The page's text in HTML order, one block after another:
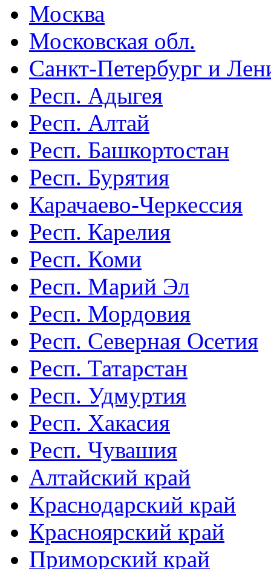
Москва
Московская обл.
Санкт-Петербург и
Респ. Адыгея
Респ. Алтай
Респ. Башкортостан
Респ. Бурятия
Карачаево-Черкессия
Респ. Карелия
Респ. Коми
Респ. Марий Эл
Респ. Мордовия
Респ. Северная Осетия
Респ. Татарстан
Респ. Удмуртия
Респ. Хакасия
Респ. Чувашия
Алтайский край
Краснодарский край
Красноярский край
Приморский край